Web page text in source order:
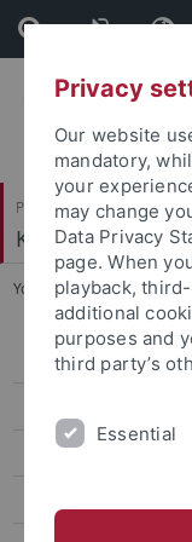
Skip
to
content
Skip
to
footer
Philosophische Fakultät
You are here:
Prof. Dr. Megan R. Luke
Prof. Dr. Ernst Seidl
Privacy
Our website
mandatory,
your
may change
Data Privacy
page. When
playback,
additional
purposes and
third party’s
Essential